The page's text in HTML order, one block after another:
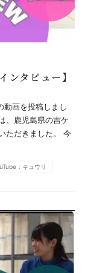
タビュー】
画を投稿しまし
、鹿児島県の吉ケ
ただきました。 今
：キュウリ